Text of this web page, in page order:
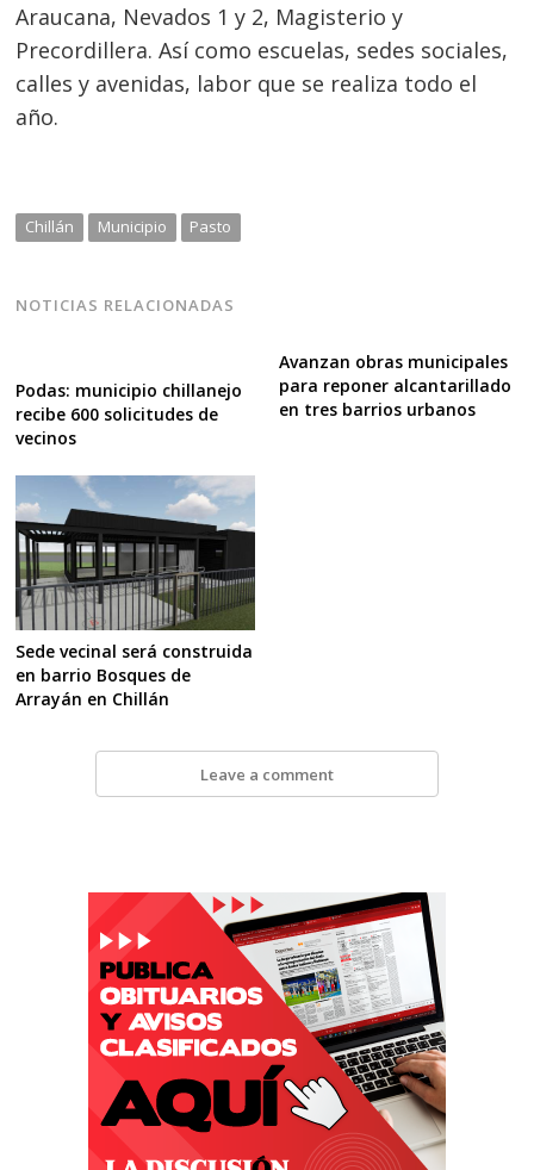
Araucana, Nevados 1 y 2, Magisterio y
Precordillera. Así como escuelas, sedes sociales,
calles y avenidas, labor que se realiza todo el
año.
Chillán Municipio Pasto
NOTICIAS RELACIONADAS
Podas: municipio chillanejo
recibe 600 solicitudes de
vecinos
Avanzan obras municipales
para reponer alcantarillado
en tres barrios urbanos
Sede vecinal será construida
en barrio Bosques de
Arrayán en Chillán
Leave a comment